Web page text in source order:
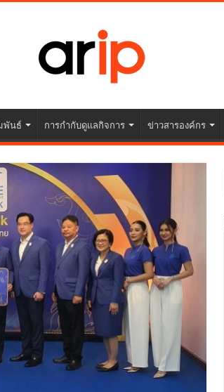
พันธ์ การกำกับดูแลกิจการ ข่าวสารองค์กร